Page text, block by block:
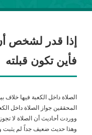
إذا قدر لشخص
فأين تكون قبلته
الصلاة داخل الكعبة فيها خلاف
المحققين جواز الصلاة داخل
ووردت أحاديث أن الصلاة لا
وهذا حديث ضعيف جداً لم يثبت